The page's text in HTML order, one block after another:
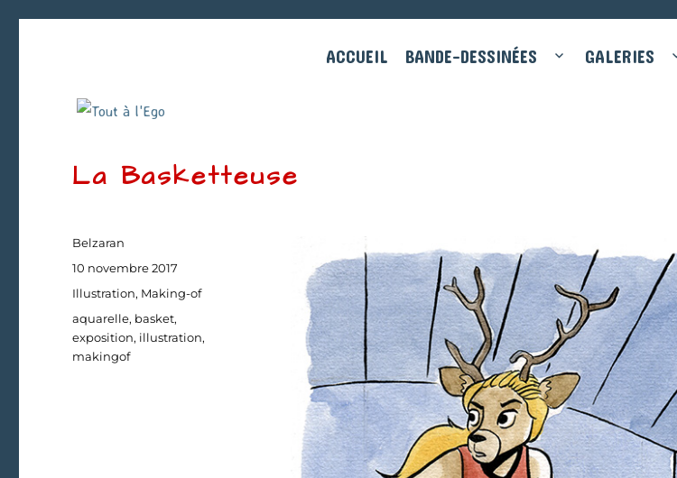
ACCUEIL BANDE-DESSINÉES GALERIES
La Basketteuse
Auteur
Belzaran
Publié
le
10 novembre 2017
Catégories
Illustration, Making-of
Étiquettes
aquarelle, basket,
exposition, illustration,
makingof